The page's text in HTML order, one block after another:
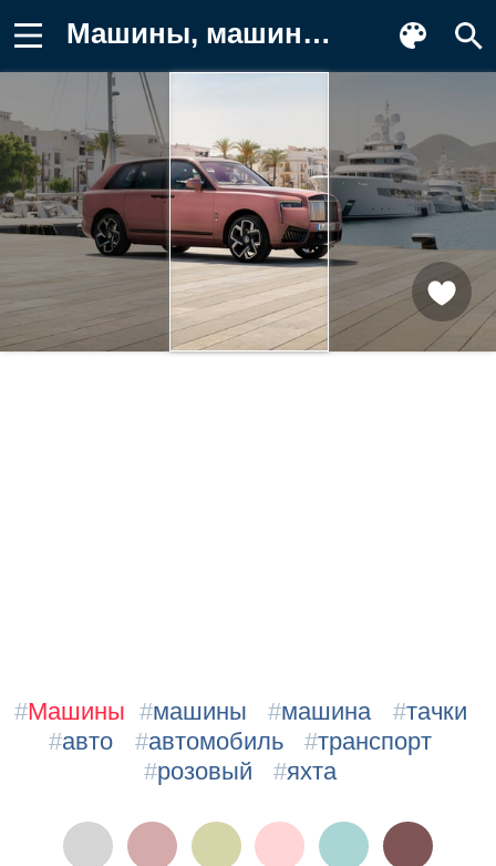
Машины, машина, тачки, авто Обои на телефон
#Машины #машины #машина #тачки
#авто #автомобиль #транспорт
#розовый #яхта